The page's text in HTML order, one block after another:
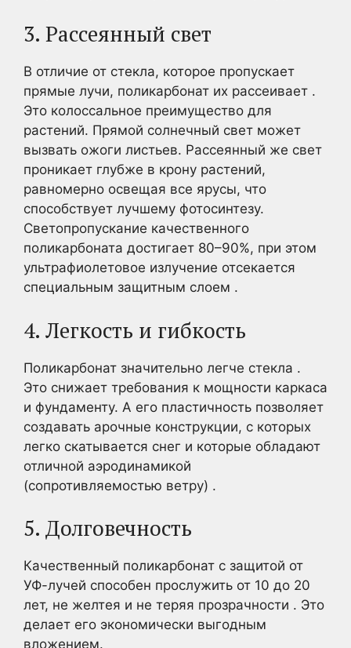
3. Рассеянный свет
В отличие от стекла, которое пропускает
прямые лучи, поликарбонат их рассеивает .
Это колоссальное преимущество для
растений. Прямой солнечный свет может
вызвать ожоги листьев. Рассеянный же свет
проникает глубже в крону растений,
равномерно освещая все ярусы, что
способствует лучшему фотосинтезу.
Светопропускание качественного
поликарбоната достигает 80–90%, при этом
ультрафиолетовое излучение отсекается
специальным защитным слоем .
4. Легкость и гибкость
Поликарбонат значительно легче стекла .
Это снижает требования к мощности каркаса
и фундаменту. А его пластичность позволяет
создавать арочные конструкции, с которых
легко скатывается снег и которые обладают
отличной аэродинамикой
(сопротивляемостью ветру) .
5. Долговечность
Качественный поликарбонат с защитой от
УФ-лучей способен прослужить от 10 до 20
лет, не желтея и не теряя прозрачности . Это
делает его экономически выгодным
вложением.